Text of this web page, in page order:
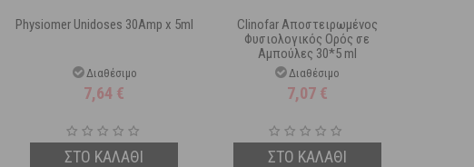
Physiomer Unidoses 30Amp x 5ml
Διαθέσιμο
7,64 €
ΣΤΟ ΚΑΛΑΘΙ
Clinofar Αποστειρωμένος
Φυσιολογικός Ορός σε
Αμπούλες 30*5 ml
Διαθέσιμο
7,07 €
ΣΤΟ ΚΑΛΑΘΙ